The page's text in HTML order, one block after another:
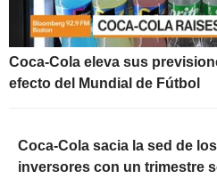
Coca-Cola eleva sus
efecto del Mundial de Fútbol
Coca-Cola sacia la sed de los
inversores con un trimestre